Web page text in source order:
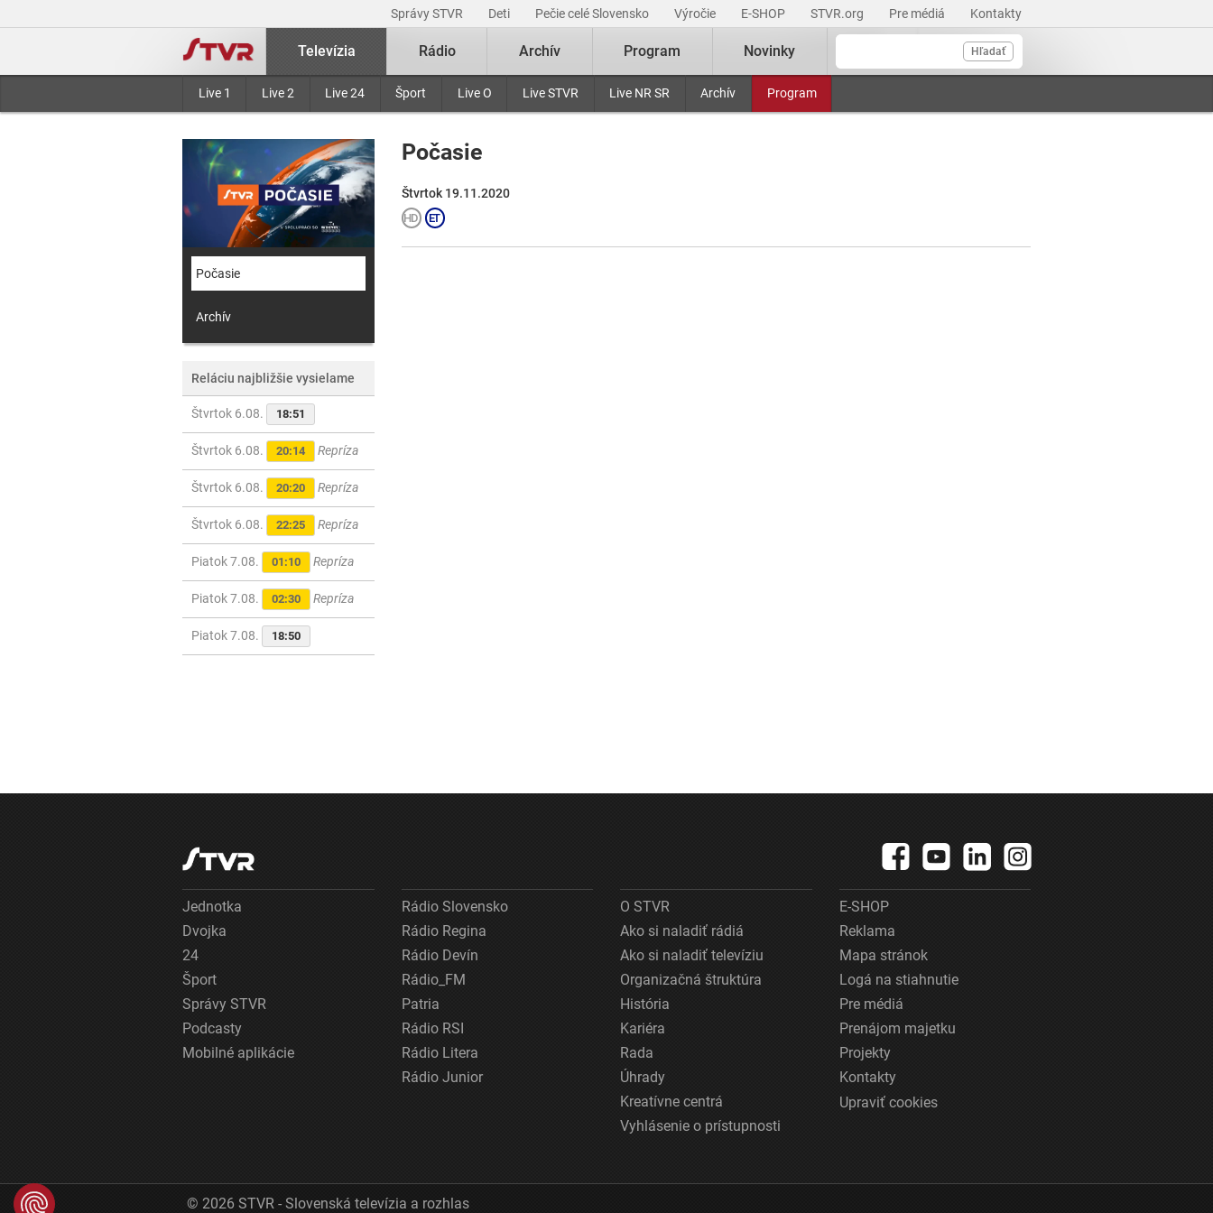
Správy STVR Deti Pečie celé Slovensko Výročie E-SHOP STVR.org Pre médiá Kontakty
Hľadať
Televízia
Live 1 Live 2 Live 24 Šport Live O Live STVR Live NR SR Archív Program
Rádio Archív Program Novinky
Počasie
Archív
Reláciu najbližšie vysielame
Štvrtok 6.08. 18:51
Štvrtok 6.08. 20:14 Repríza
Štvrtok 6.08. 20:20 Repríza
Štvrtok 6.08. 22:25 Repríza
Piatok 7.08. 01:10 Repríza
Piatok 7.08. 02:30 Repríza
Piatok 7.08. 18:50
Počasie
Štvrtok 19.11.2020
Jednotka
Dvojka
24
Šport
Správy STVR
Podcasty
Mobilné aplikácie
Rádio Slovensko
Rádio Regina
Rádio Devín
Rádio_FM
Patria
Rádio RSI
Rádio Litera
Rádio Junior
O STVR
Ako si naladiť rádiá
Ako si naladiť televíziu
Organizačná štruktúra
História
Kariéra
Rada
Úhrady
Kreatívne centrá
Vyhlásenie o prístupnosti
E-SHOP
Reklama
Mapa stránok
Logá na stiahnutie
Pre médiá
Prenájom majetku
Projekty
Kontakty
Upraviť cookies
© 2026 STVR - Slovenská televízia a rozhlas